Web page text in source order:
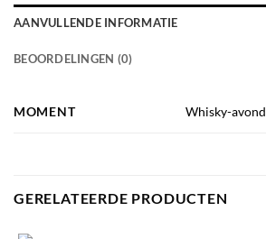
AANVULLENDE INFORMATIE
BEOORDELINGEN (0)
MOMENT Whisky-avond
GERELATEERDE PRODUCTEN